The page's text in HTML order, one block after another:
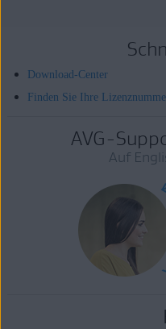
Download-Center
Finden Sie Ihre
AVG-
Auf